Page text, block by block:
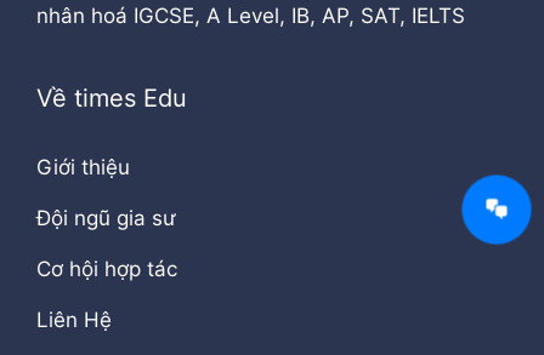
nhân hoá IGCSE, A Level, IB, AP, SAT, IELTS
Về times Edu
Giới thiệu
Đội ngũ gia sư
Cơ hội hợp tác
Liên Hệ